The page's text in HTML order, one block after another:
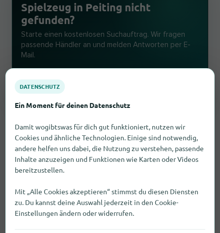
Spielzeug in Peiting nicht
gefunden?
Starte einen kostenlosen Suchauftrag. Wir fragen
passende Händler an und melden Antworten per E-
Mail.
Welche Geschäfte in Peiting sind
auf den Verkauf von Spielzeug
spezialisiert?
DATENSCHUTZ
Ein Moment für deinen Datenschutz
Damit wogibtswas für dich gut funktioniert, nutzen wir
Cookies und ähnliche Technologien. Einige sind notwendig,
andere helfen uns dabei, die Nutzung zu verstehen, passende
Inhalte anzuzeigen und Funktionen wie Karten oder Videos
bereitzustellen.
Mit „Alle Cookies akzeptieren“ stimmst du diesen Diensten
zu. Du kannst deine Auswahl jederzeit in den Cookie-
Einstellungen ändern oder widerrufen.